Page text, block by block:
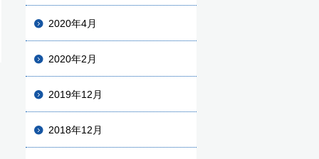
2020年4月
2020年2月
2019年12月
2018年12月